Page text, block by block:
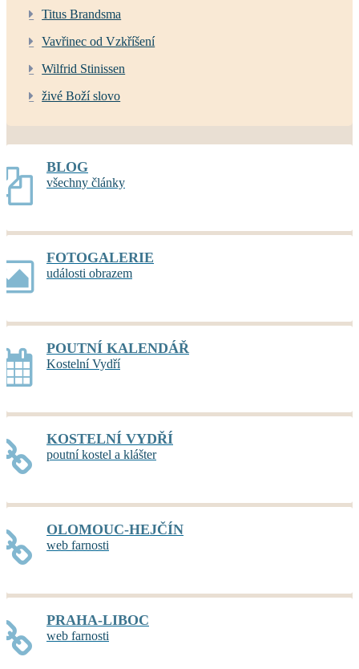
Titus Brandsma
Vavřinec od Vzkříšení
Wilfrid Stinissen
živé Boží slovo
BLOG
všechny články
FOTOGALERIE
události obrazem
POUTNÍ KALENDÁŘ
Kostelní Vydří
KOSTELNÍ VYDŘÍ
poutní kostel a klášter
OLOMOUC-HEJČÍN
web farnosti
PRAHA-LIBOC
web farnosti